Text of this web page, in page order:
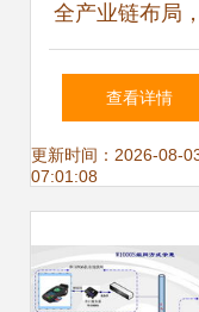
全产业链布局
子生物助力新中
热敷养生新风
查看详情
更新时间：2026-08-
07:01:08